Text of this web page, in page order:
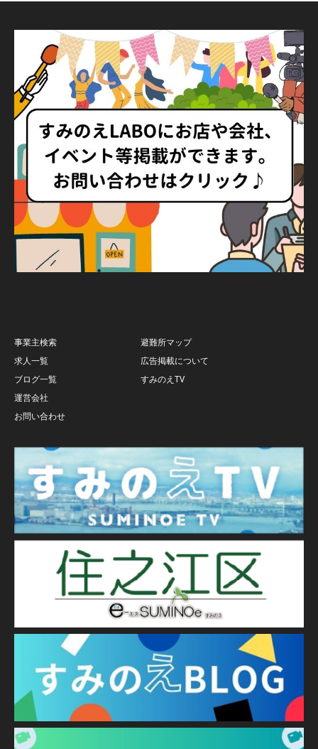
事業主検索
避難所マップ
求人一覧
広告掲載について
ブログ一覧
すみのえTV
運営会社
お問い合わせ